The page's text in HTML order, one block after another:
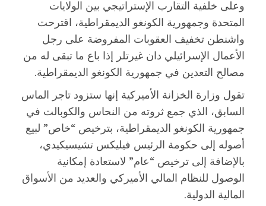
وعلى خلفية التقارب الإستراتيجي بين الولايات
المتحدة وجمهورية الكونغو الديمقراطية، اقترحت
واشنطن تخفيف العقوبات المفروضة على رجل
الأعمال الإسرائيلي دان غيرتلر إذا باع ما تبقى له من
مصالح التعدين في جمهورية الكونغو الديمقراطية.
تقول وزارة الخزانة الأميركية إنها ستزود تاجر الماس
السابق، الذي جمع ثروته من النحاس والكوبالت في
جمهورية الكونغو الديمقراطية، بترخيص “خاص” لبيع
أصوله إلى حكومة الرئيس فيليكس تشيسيكيدي،
بالإضافة إلى ترخيص “عام” لاستعادة إمكانية
الوصول للنظام المالي الأميركي والعديد من الأسواق
المالية الدولية.